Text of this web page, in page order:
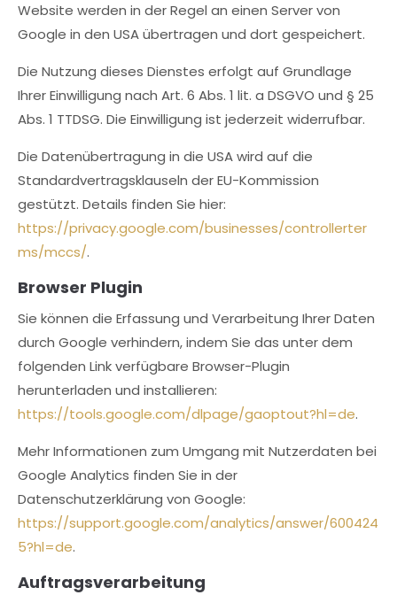
Website werden in der Regel an einen Server von
Google in den USA übertragen und dort gespeichert.
Die Nutzung dieses Dienstes erfolgt auf Grundlage
Ihrer Einwilligung nach Art. 6 Abs. 1 lit. a DSGVO und § 25
Abs. 1 TTDSG. Die Einwilligung ist jederzeit widerrufbar.
Die Datenübertragung in die USA wird auf die
Standardvertragsklauseln der EU-Kommission
gestützt. Details finden Sie hier:
https://privacy.google.com/businesses/controllerter
ms/mccs/.
Browser Plugin
Sie können die Erfassung und Verarbeitung Ihrer Daten
durch Google verhindern, indem Sie das unter dem
folgenden Link verfügbare Browser-Plugin
herunterladen und installieren:
https://tools.google.com/dlpage/gaoptout?hl=de.
Mehr Informationen zum Umgang mit Nutzerdaten bei
Google Analytics finden Sie in der
Datenschutzerklärung von Google:
https://support.google.com/analytics/answer/600424
5?hl=de.
Auftragsverarbeitung